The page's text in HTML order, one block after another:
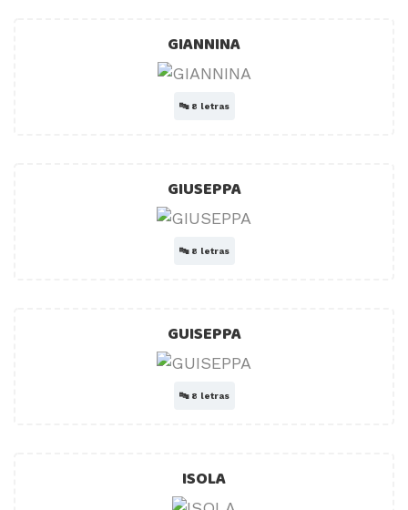
GIANNINA
🔤 8 letras
GIUSEPPA
🔤 8 letras
GUISEPPA
🔤 8 letras
ISOLA